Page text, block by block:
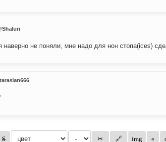
наверно не поняли, мне надо для нон стопа(ices)